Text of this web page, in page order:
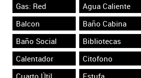
Gas: Red
Agua Caliente
Balcon
Baño Cabina
Baño Social
Bibliotecas
Calentador
Citofono
Cuarto Útil
Estufa